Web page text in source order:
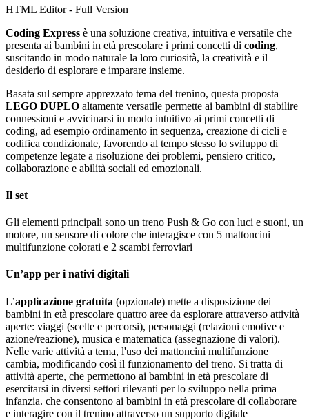
HTML Editor - Full Version
Coding Express è una soluzione creativa, intuitiva e versatile che
presenta ai bambini in età prescolare i primi concetti di coding,
suscitando in modo naturale la loro curiosità, la creatività e il
desiderio di esplorare e imparare insieme.
Basata sul sempre apprezzato tema del trenino, questa proposta
LEGO DUPLO altamente versatile permette ai bambini di stabilire
connessioni e avvicinarsi in modo intuitivo ai primi concetti di
coding, ad esempio ordinamento in sequenza, creazione di cicli e
codifica condizionale, favorendo al tempo stesso lo sviluppo di
competenze legate a risoluzione dei problemi, pensiero critico,
collaborazione e abilità sociali ed emozionali.
Il set
Gli elementi principali sono un treno Push & Go con luci e suoni, un
motore, un sensore di colore che interagisce con 5 mattoncini
multifunzione colorati e 2 scambi ferroviari
Un’app per i nativi digitali
L’applicazione gratuita (opzionale) mette a disposizione dei
bambini in età prescolare quattro aree da esplorare attraverso attività
aperte: viaggi (scelte e percorsi), personaggi (relazioni emotive e
azione/reazione), musica e matematica (assegnazione di valori).
Nelle varie attività a tema, l'uso dei mattoncini multifunzione
cambia, modificando così il funzionamento del treno. Si tratta di
attività aperte, che permettono ai bambini in età prescolare di
esercitarsi in diversi settori rilevanti per lo sviluppo nella prima
infanzia. che consentono ai bambini in età prescolare di collaborare
e interagire con il trenino attraverso un supporto digitale